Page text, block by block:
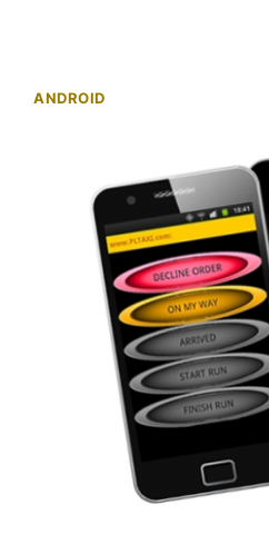
ANDROID